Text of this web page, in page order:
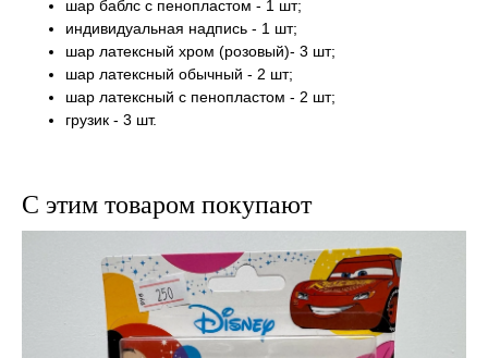
шар баблс с пенопластом - 1 шт;
индивидуальная надпись - 1 шт;
шар латексный хром (розовый)- 3 шт;
шар латексный обычный - 2 шт;
шар латексный с пенопластом - 2 шт;
грузик - 3 шт.
С этим товаром покупают